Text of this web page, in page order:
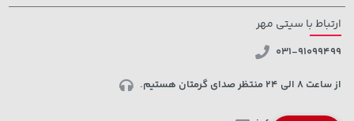
ارتباط با سیتی مهر
031-91099499
از ساعت 8 الی 24 منتظر صدای گرمتان هستیم.